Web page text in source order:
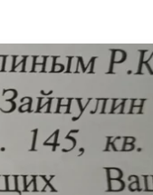
ВАШ ОТЗЫВ
7.17